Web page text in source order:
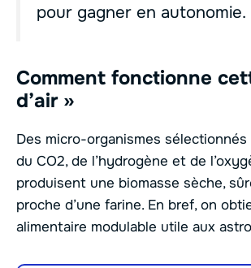
pour gagner en autonomie.
Comment fonctionne
d’air »
Des micro-organismes
du CO2, de l’hydrogène et de
produisent une biomasse sèche,
proche d’une farine. En bref, on
alimentaire modulable utile aux